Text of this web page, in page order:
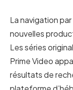
La navigation
nouvelles
Les séries
Prime Video
résultats de